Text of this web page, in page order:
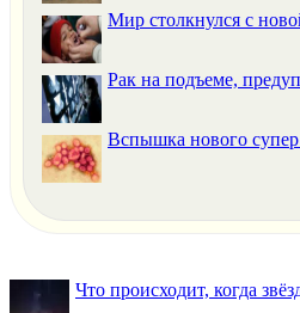
Мир столкнулся с
Рак на подъеме,
Вспышка нового
Что происходит, когда